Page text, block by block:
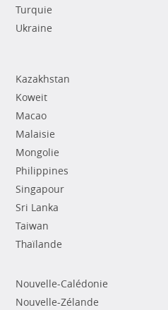
Turquie
Ukraine
Kazakhstan
Koweit
Macao
Malaisie
Mongolie
Philippines
Singapour
Sri Lanka
Taiwan
Thaïlande
Nouvelle-Calédonie
Nouvelle-Zélande